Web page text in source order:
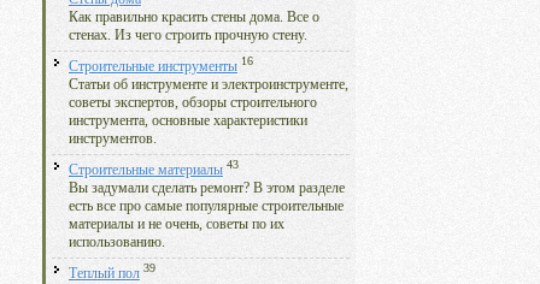
Как правильно красить стены дома. Все о
стенах. Из чего строить прочную стену.
Строительные инструменты 16
Статьи об инструменте и электроинструменте,
советы экспертов, обзоры строительного
инструмента, основные характеристики
инструментов.
Строительные материалы 43
Вы задумали сделать ремонт? В этом разделе
есть все про самые популярные строительные
материалы и не очень, советы по их
использованию.
Теплый пол 39